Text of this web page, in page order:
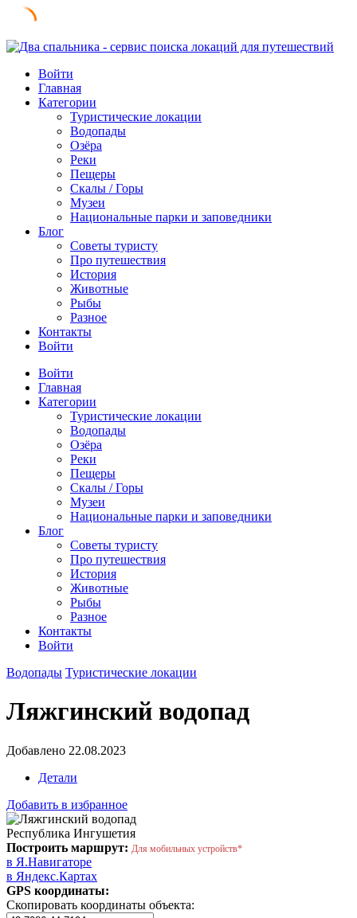
Skip
contentВойти
Главная
Категории
Туристические локации
Водопады
Озёра
Реки
Пещеры
Скалы / Горы
Музеи
Национальные парки и заповедники
Блог
Советы туристу
Про путешествия
История
Животные
Рыбы
Разное
Контакты
Войти
Войти
Главная
Категории
Туристические локации
Водопады
Озёра
Реки
Пещеры
Скалы / Горы
Музеи
Национальные парки и заповедники
Блог
Советы туристу
Про путешествия
История
Животные
Рыбы
Разное
Контакты
Войти
Водопады Туристические локации
Ляжгинский водопад
Добавлено 22.08.2023
Детали
Добавить в избранное
Республика Ингушетия
Построить маршрут: Для мобильных устройств*
в Я.Навигаторе
в Яндекс.Картах
GPS координаты:
Скопировать координаты объекта: